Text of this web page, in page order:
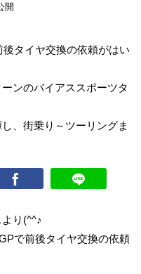
開
タイヤ交換の依頼がはい
ンのバイアススポーツタ
、街乗り～ツーリングま
り(^^♪
で前後タイヤ交換の依頼